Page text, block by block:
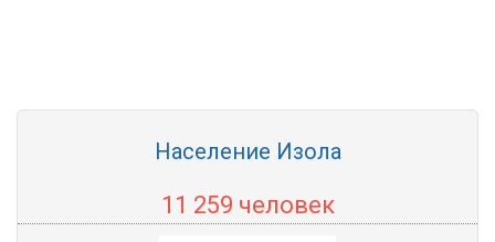
Население Изола
11 259 человек